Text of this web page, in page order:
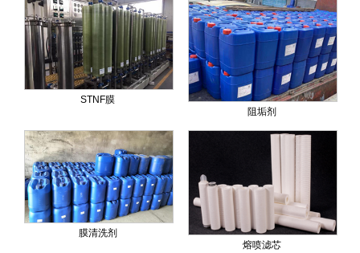
STNF膜
阻垢剂
膜清洗剂
熔喷滤芯